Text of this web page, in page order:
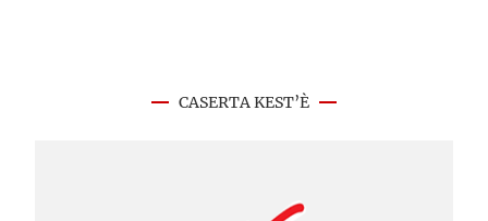
CASERTA KEST’È